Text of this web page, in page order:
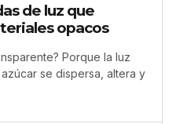
de luz que
opacos
Porque la luz
se dispersa, altera y